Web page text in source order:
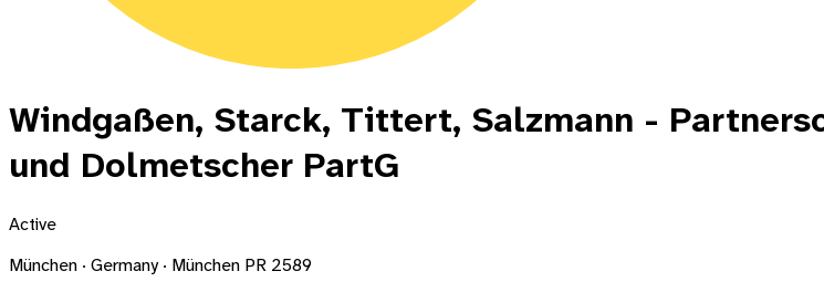
Windgaßen, Starck, Tittert, Salzmann -
und Dolmetscher PartG
Active
München · Germany · München PR 2589